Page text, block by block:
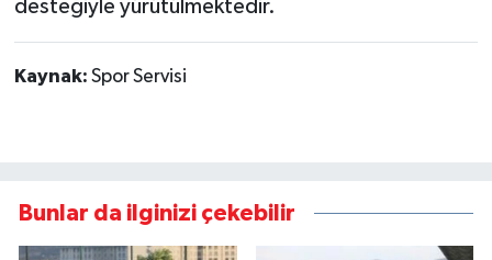
desteğiyle yürütülmektedir.
Kaynak: Spor Servisi
Bunlar da ilginizi çekebilir